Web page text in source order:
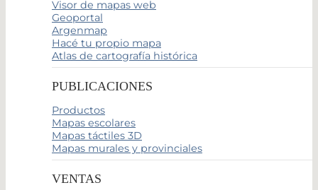
Visor de mapas web
Geoportal
Argenmap
Hacé tu propio mapa
Atlas de cartografía histórica
PUBLICACIONES
Productos
Mapas escolares
Mapas táctiles 3D
Mapas murales y provinciales
VENTAS